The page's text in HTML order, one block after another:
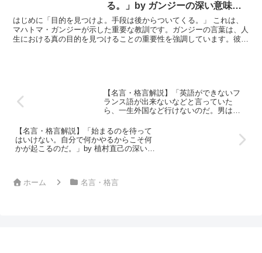
る。」by ガンジーの深い意味と
得られる教訓
はじめに「目的を見つけよ。手段は後からついてくる。」 これは、
マハトマ・ガンジーが示した重要な教訓です。ガンジーの言葉は、人
生における真の目的を見つけることの重要性を強調しています。彼の
【名言・格言解説】「英語ができないフ
ランス語が出来ないなどと言っていた
ら、一生外国など行けないのだ。男は一
植村直己の深い意味と得られる教訓
【名言・格言解説】「始まるのを待って
はいけない。自分で何かやるからこそ何
かが起こるのだ。」by 植村直己の深い意
ホーム 名言・格言